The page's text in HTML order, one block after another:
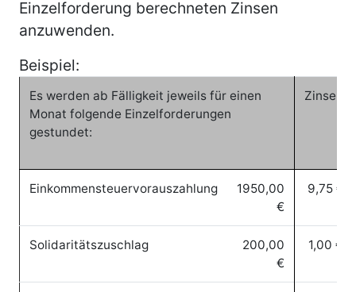
Einzelforderung berechneten Zinsen
anzuwenden.
Beispiel:
Es werden ab Fälligkeit jeweils für einen
Monat folgende Einzelforderungen
gestundet:
Zinsen:
Einkommensteuervorauszahlung
1950,00
€
9,75 €
Solidaritätszuschlag
200,00
€
1,00 €